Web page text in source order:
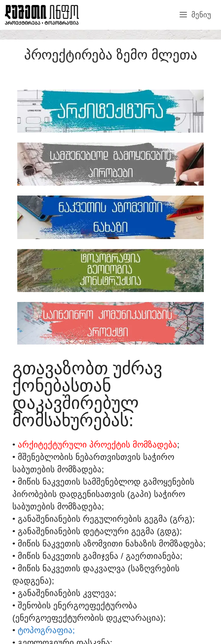
ᲛᲔᲜᲘᲣ
ᲞᲠᲝᲔᲥᲢᲘᲠᲔᲑᲐ ᲖᲔᲛᲝ ᲛᲚᲔᲗᲐ
ᲒᲗᲐᲕᲐᲖᲝᲑᲗ ᲣᲫᲠᲐᲕ
ᲥᲝᲜᲔᲑᲐᲡᲗᲐᲜ
ᲓᲐᲙᲐᲕᲨᲘᲠᲔᲑᲣᲚ
ᲛᲝᲛᲡᲐᲮᲣᲠᲔᲑᲐᲡ:​
• ᲐᲠᲥᲘᲢᲔᲥᲢᲣᲠᲣᲚᲘ ᲞᲠᲝᲔᲥᲢᲘᲡ ᲛᲝᲛᲖᲐᲓᲔᲑᲐ;
• ᲛᲨᲔᲜᲔᲑᲚᲝᲑᲘᲡ ᲜᲔᲑᲐᲠᲗᲕᲘᲡᲗᲕᲘᲡ ᲡᲐᲭᲘᲠᲝ
ᲡᲐᲑᲣᲗᲔᲑᲘᲡ ᲛᲝᲛᲖᲐᲓᲔᲑᲐ;
• ᲛᲘᲬᲘᲡ ᲜᲐᲙᲕᲔᲗᲘᲡ ᲡᲐᲛᲨᲔᲜᲔᲑᲚᲝᲓ ᲒᲐᲛᲝᲧᲔᲜᲔᲑᲘᲡ
ᲞᲘᲠᲝᲑᲔᲑᲘᲡ ᲓᲐᲓᲒᲔᲜᲘᲡᲐᲗᲕᲘᲡ (ᲒᲐᲞᲘ) ᲡᲐᲭᲘᲠᲝ
ᲡᲐᲑᲣᲗᲔᲑᲘᲡ ᲛᲝᲛᲖᲐᲓᲔᲑᲐ;
• ᲒᲐᲜᲐᲨᲔᲜᲘᲐᲜᲔᲑᲘᲡ ᲠᲔᲒᲣᲚᲘᲠᲔᲑᲘᲡ ᲒᲔᲒᲛᲐ (ᲒᲠᲒ);
• ᲒᲐᲜᲐᲨᲔᲜᲘᲐᲜᲔᲑᲘᲡ ᲓᲔᲢᲐᲚᲣᲠᲘ ᲒᲔᲒᲛᲐ (ᲒᲓᲒ);
• ᲛᲘᲬᲘᲡ ᲜᲐᲙᲕᲔᲗᲘᲡ ᲐᲖᲝᲛᲕᲘᲗᲘ ᲜᲐᲮᲐᲖᲘᲡ ᲛᲝᲛᲖᲐᲓᲔᲑᲐ;
• ᲛᲘᲬᲘᲡ ᲜᲐᲙᲕᲔᲗᲘᲡ ᲒᲐᲛᲘᲯᲕᲜᲐ / ᲒᲐᲔᲠᲗᲘᲐᲜᲔᲑᲐ;
• ᲛᲘᲬᲘᲡ ᲜᲐᲙᲕᲔᲗᲘᲡ ᲓᲐᲙᲕᲐᲚᲕᲐ (ᲡᲐᲖᲦᲕᲠᲔᲑᲘᲡ
ᲓᲐᲓᲒᲔᲜᲐ);
• ᲒᲐᲜᲐᲨᲔᲜᲘᲐᲜᲔᲑᲘᲡ ᲙᲕᲚᲔᲕᲐ;
• ᲨᲔᲜᲝᲑᲘᲡ ᲔᲜᲔᲠᲒᲝᲔᲤᲔᲥᲢᲣᲠᲝᲑᲐ
(ᲔᲜᲔᲠᲒᲝᲔᲤᲔᲥᲢᲣᲠᲝᲑᲘᲡ ᲓᲔᲙᲚᲐᲠᲐᲪᲘᲐ);
• ᲢᲝᲞᲝᲒᲠᲐᲤᲘᲐ;